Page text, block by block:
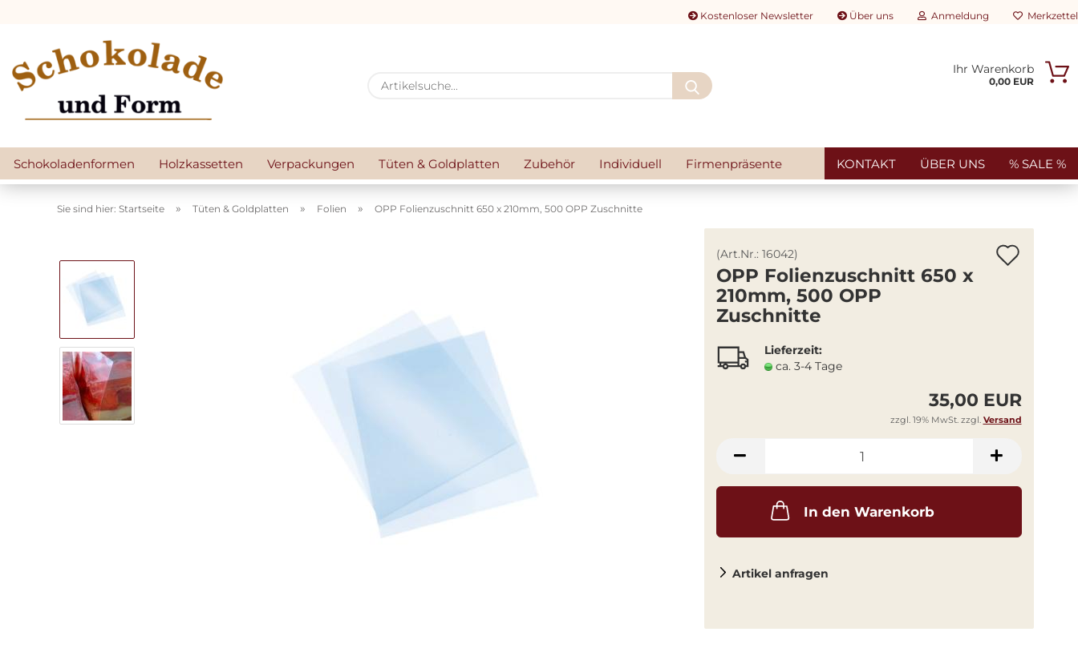
Kostenloser Newsletter Über uns Anmeldung
Passwort vergessen?
Merkzettel
Artikelsuche...
Ihr Warenkorb
0,00 EUR
Schokoladenformen Holzkassetten Verpackungen Tüten & Goldplatten Zubehör Individuell Firmenpräsente KONTAKT ÜBER UNS % SALE %
Sie sind hier: Startseite » Tüten & Goldplatten » Folien » OPP Folienzuschnitt 650 x 210mm, 500 OPP Zuschnitte
(Art.Nr.: 16042)
OPP Folienzuschnitt 650 x
210mm, 500 OPP
Zuschnitte
Lieferzeit:
ca. 3-4 Tage
35,00 EUR
zzgl. 19% MwSt. zzgl. Versand
In den Warenkorb
Artikel anfragen